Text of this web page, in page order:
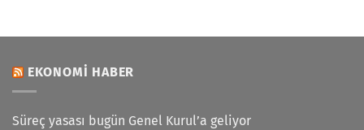
EKONOMI HABER
Süreç yasası bugün Genel Kurul’a geliyor